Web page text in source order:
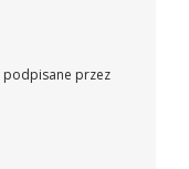
podpisane przez